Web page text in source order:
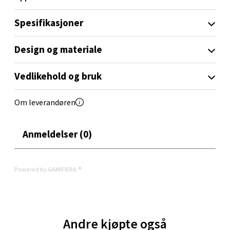
Spesifikasjoner
Design og materiale
Vedlikehold og bruk
Om leverandøren
Anmeldelser (0)
Powered by GAMIFIERA.®
Andre kjøpte også
Oppdal - Aunasenteret
Aunasenteret, Sunndalsvegen 3, 7340 Oppdal
Åpent i dag 10-18
Orkanger - Thon Senter Orkanger
Thon Senter Orkanger, Orkdalsveien 113, 7300